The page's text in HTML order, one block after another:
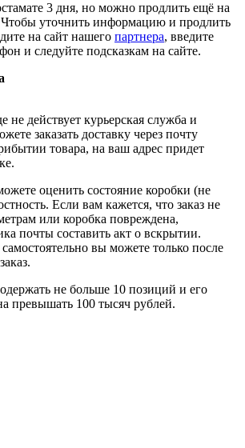
3 дня, но можно продлить ещё на
уточнить информацию и продлить
на сайт нашего партнера, введите
и следуйте подсказкам на сайте.
не действует курьерская служба и
заказать доставку через почту
товара, на ваш адрес придет
оценить состояние коробки (не
Если вам кажется, что заказ не
или коробка повреждена,
почты составить акт о вскрытии.
вы можете только после
не больше 10 позиций и его
превышать 100 тысяч рублей.